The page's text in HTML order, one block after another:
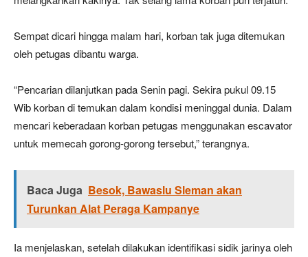
Sempat dicari hingga malam hari, korban tak juga ditemukan
oleh petugas dibantu warga.
“Pencarian dilanjutkan pada Senin pagi. Sekira pukul 09.15
Wib korban di temukan dalam kondisi meninggal dunia. Dalam
mencari keberadaan korban petugas menggunakan escavator
untuk memecah gorong-gorong tersebut,” terangnya.
Baca Juga Besok, Bawaslu Sleman akan
Turunkan Alat Peraga Kampanye
Ia menjelaskan, setelah dilakukan identifikasi sidik jarinya oleh